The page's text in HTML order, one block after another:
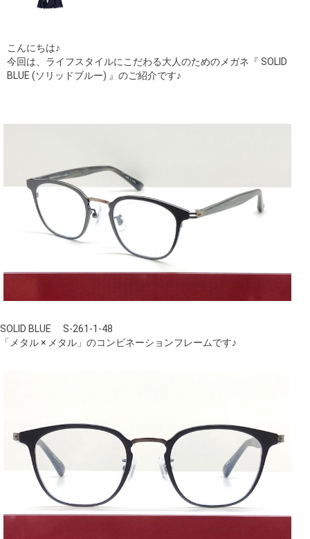
こんにちは♪
今回は、ライフスタイルにこだわる大人のためのメガネ『 SOLID
BLUE (ソリッドブルー) 』のご紹介です♪
SOLID BLUE S-261-1-48
「メタル × メタル」のコンビネーションフレームです♪